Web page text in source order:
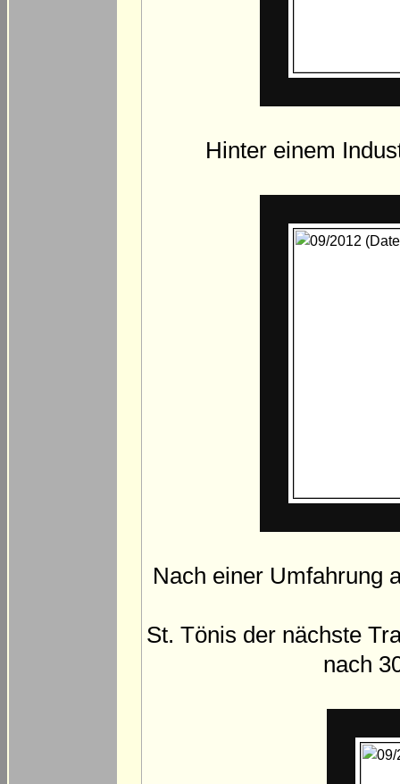
Hinter einem
Nach einer Umfahrung
St. Tönis der nächste
nach